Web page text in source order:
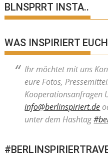
BLNSPRRT INSTA..
WAS INSPIRIERT
Ihr möchtet mit uns
eure Fotos,
Kooperationsanfragen
info@berlinspiriert.de
unter dem Hashtag